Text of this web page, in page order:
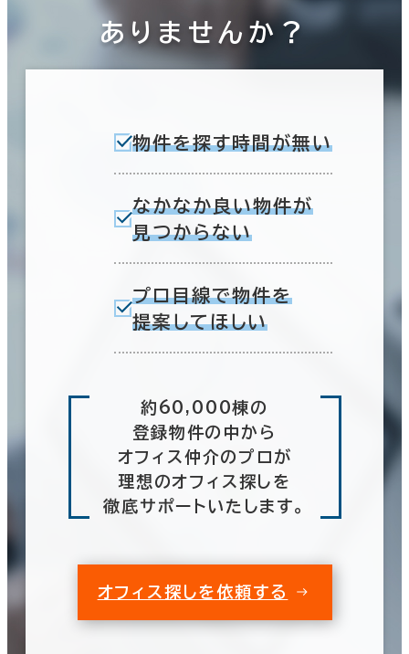
ありませんか？
物件を探す時間が無い
なかなか良い物件が
見つからない
プロ目線で物件を
提案してほしい
約60,000棟の
登録物件の中から
オフィス仲介のプロが
理想のオフィス探しを
徹底サポートいたします。
オフィス探しを依頼する